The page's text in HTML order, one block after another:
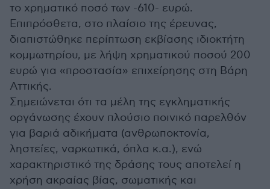
το χρηματικό ποσό των -610- ευρώ.
Επιπρόσθετα, στο πλαίσιο της έρευνας,
διαπιστώθηκε περίπτωση εκβίασης ιδιοκτήτη
κομμωτηρίου, με λήψη χρηματικού ποσού 200
ευρώ για «προστασία» επιχείρησης στη Βάρη
Αττικής.
Σημειώνεται ότι τα μέλη της εγκληματικής
οργάνωσης έχουν πλούσιο ποινικό παρελθόν
για βαριά αδικήματα (ανθρωποκτονία,
ληστείες, ναρκωτικά, όπλα κ.α.), ενώ
χαρακτηριστικό της δράσης τους αποτελεί η
χρήση ακραίας βίας, σωματικής και